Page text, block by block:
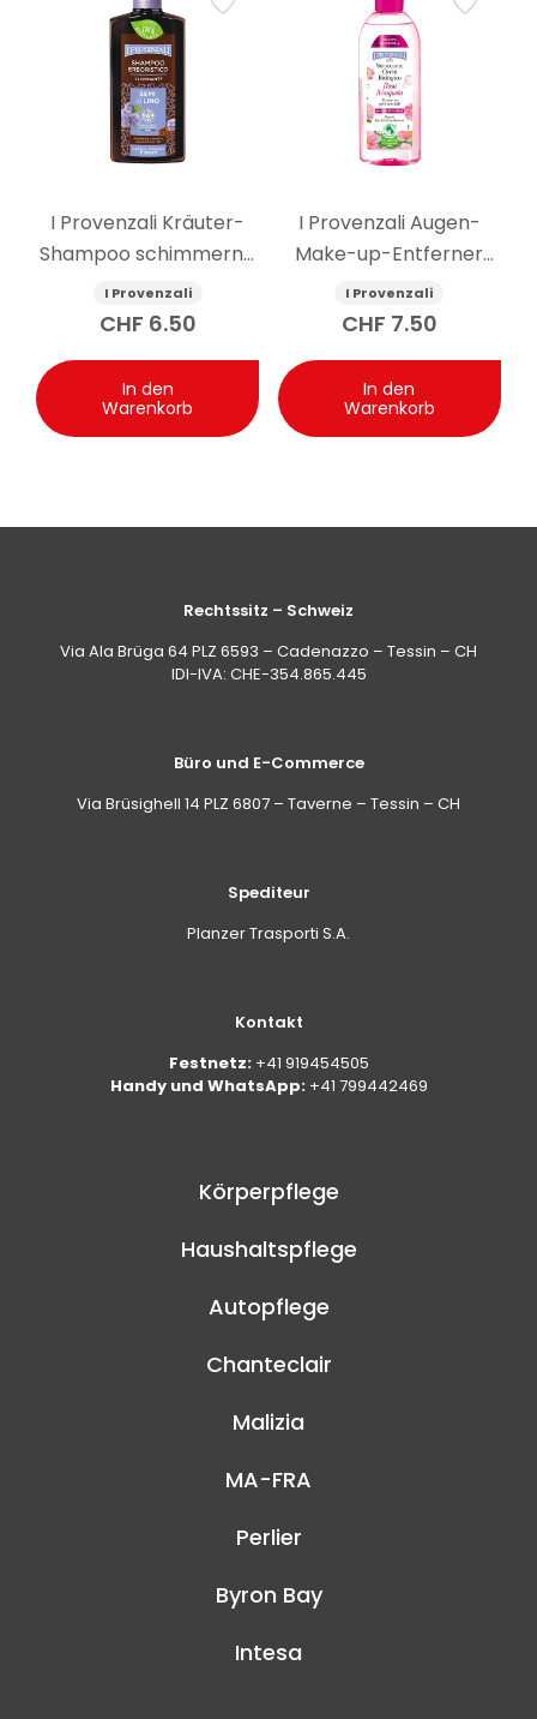
I Provenzali Kräuter-
Shampoo schimmernd
Leinsamen 250 ml
I Provenzali
CHF 6.50
In den
Warenkorb
I Provenzali Augen-
Make-up-Entferner
Bio-Hagebutte 150 ml
I Provenzali
CHF 7.50
In den
Warenkorb
Rechtssitz – Schweiz
Via Ala Brüga 64 PLZ 6593 – Cadenazzo – Tessin – CH
IDI-IVA: CHE-354.865.445
Büro und E-Commerce
Via Brüsighell 14 PLZ 6807 – Taverne – Tessin – CH
Spediteur
Planzer Trasporti S.A.
Kontakt
Festnetz: +41 919454505
Handy und WhatsApp: +41 799442469
Körperpflege
Haushaltspflege
Autopflege
Chanteclair
Malizia
MA-FRA
Perlier
Byron Bay
Intesa